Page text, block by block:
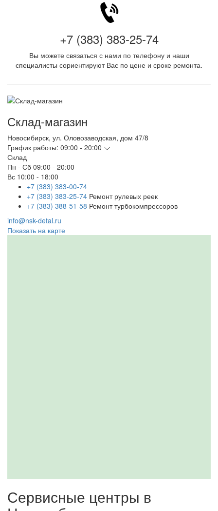
+7 (383) 383-25-74
Вы можете связаться с нами по телефону и наши
специалисты сориентируют Вас по цене и сроке ремонта.
Склад-магазин
Новосибирск, ул. Оловозаводская, дом 47/8
График работы: 09:00 - 20:00
Склад
Пн - Сб 09:00 - 20:00
Вс 10:00 - 18:00
+7 (383) 383-00-74
+7 (383) 383-25-74 Ремонт рулевых реек
+7 (383) 388-51-58 Ремонт турбокомпрессоров
info@nsk-detal.ru
Показать на карте
Сервисные центры в